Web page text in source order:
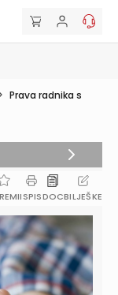
Prava radnika s
ISPISDOCBILJEŠKE